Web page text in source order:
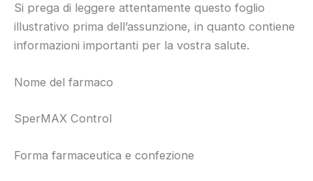
Si prega di leggere attentamente questo foglio
illustrativo prima dell’assunzione, in quanto contiene
informazioni importanti per la vostra salute.
Nome del farmaco
SperMAX Control
Forma farmaceutica e confezione